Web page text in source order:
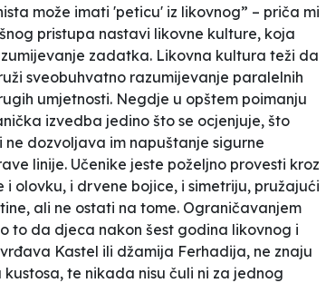
može imati 'peticu' iz likovnog” – priča mi
pristupa nastavi likovne kulture, koja
zadatka. Likovna kultura teži da
sveobuhvatno razumijevanje paralelnih
umjetnosti. Negdje u opštem poimanju
izvedba jedino što se ocjenjuje, što
dozvoljava im napuštanje sigurne
linije. Učenike jeste poželjno provesti kroz
olovku, i drvene bojice, i simetriju, pružajući
ali ne ostati na tome. Ograničavanjem
to da djeca nakon šest godina likovnog i
Kastel ili džamija Ferhadija, ne znaju
te nikada nisu čuli ni za jednog